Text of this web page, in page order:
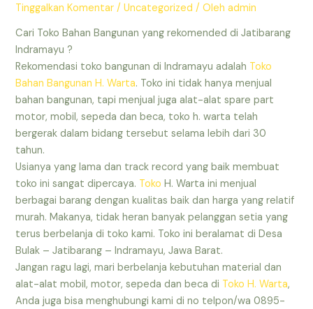
Tinggalkan Komentar /Uncategorized / Olehadmin
Cari Toko Bahan Bangunan yang rekomended di Jatibarang
Indramayu ?
Rekomendasi toko bangunan di Indramayu adalah Toko
Bahan Bangunan H. Warta. Toko ini tidak hanya menjual
bahan bangunan, tapi menjual juga alat-alat spare part
motor, mobil, sepeda dan beca, toko h. warta telah
bergerak dalam bidang tersebut selama lebih dari 30
tahun.
Usianya yang lama dan track record yang baik membuat
toko ini sangat dipercaya. Toko H. Warta ini menjual
berbagai barang dengan kualitas baik dan harga yang relatif
murah. Makanya, tidak heran banyak pelanggan setia yang
terus berbelanja di toko kami. Toko ini beralamat di Desa
Bulak – Jatibarang – Indramayu, Jawa Barat.
Jangan ragu lagi, mari berbelanja kebutuhan material dan
alat-alat mobil, motor, sepeda dan beca di Toko H. Warta,
Anda juga bisa menghubungi kami di no telpon/wa 0895-